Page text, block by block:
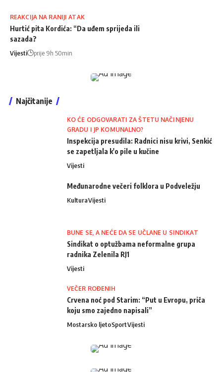
REAKCIJA NA RANIJI ATAK
Hurtić pita Kordića: “Da uđem sprijeda ili
sazada?
Vijesti prije 9h 50min
Najčitanije
KO ĆE ODGOVARATI ZA ŠTETU NAČINJENU
GRADU I JP KOMUNALNO?
Inspekcija presudila: Radnici nisu krivi, Senkić
se zapetljala k'o pile u kučine
Vijesti
Međunarodne večeri folklora u Podveležju
KulturaVijesti
BUNE SE, A NEĆE DA SE UČLANE U SINDIKAT
Sindikat o optužbama neformalne grupa
radnika Zelenila RJ1
Vijesti
VEČER ROĐENIH
Crvena noć pod Starim: “Put u Evropu, priča
koju smo zajedno napisali”
Mostarsko ljetoSportVijesti